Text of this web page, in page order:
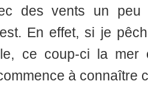
des vents un
En effet, si je
ce coup-ci la mer
à connaître